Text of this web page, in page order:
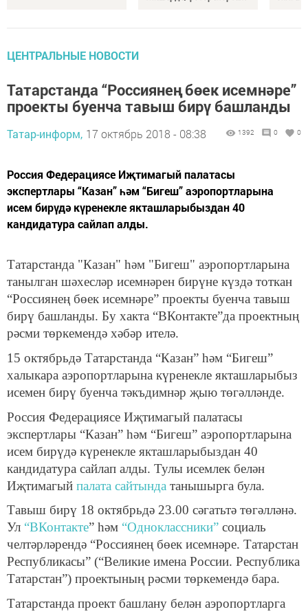
ЦЕНТРАЛЬНЫЕ НОВОСТИ
Татарстанда “Россиянең бөек исемнәре”
проекты буенча тавыш бирү башланды
Татар-информ, 17 октябрь 2018 - 08:38 1392 0 0
Россия Федерациясе Иҗтимагый палатасы
экспертлары “Казан” һәм “Бигеш” аэропортларына
исем бирүдә күренекле якташларыбыздан 40
кандидатура сайлап алды.
Татарстанда "Казан" һәм "Бигеш" аэропортларына
танылган шәхесләр исемнәрен бирүне күздә тоткан
“Россиянең бөек исемнәре” проекты буенча тавыш
бирү башланды. Бу хакта “ВКонтакте”да проектның
рәсми төркемендә хәбәр ителә.
15 октябрьдә Татарстанда “Казан” һәм “Бигеш”
халыкара аэропортларына күренекле якташларыбыз
исемен бирү буенча тәкъдимнәр җыю төгәлләнде.
Россия Федерациясе Иҗтимагый палатасы
экспертлары “Казан” һәм “Бигеш” аэропортларына
исем бирүдә күренекле якташларыбыздан 40
кандидатура сайлап алды. Тулы исемлек белән
Иҗтимагый палата сайтында танышырга була.
Тавыш бирү 18 октябрьдә 23.00 сәгатьтә төгәлләнә.
Ул “ВКонтакте” һәм “Одноклассники” социаль
челтәрләрендә “Россиянең бөек исемнәре. Татарстан
Республикасы” (“Великие имена России. Республика
Татарстан”) проектының рәсми төркемендә бара.
Татарстанда проект башлану белән аэропортларга